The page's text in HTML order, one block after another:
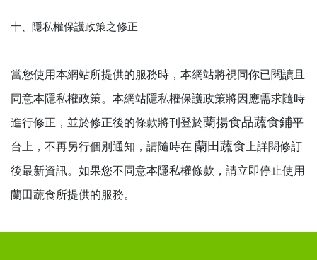
十、隱私權保護政策之修正
當您使用本網站所提供的服務時，本網站將視同你已閱讀且
同意本隱私權政策。本網站隱私權保護政策將因應需求隨時
進行修正，並於修正後的條款將刊登於蘭揚食品蔬食鋪平
台上，不再另行個別通知，請隨時在 蘭田蔬食上詳閱修訂
後最新資訊。如果您不同意本隱私權條款，請立即停止使用
蘭田蔬食所提供的服務。